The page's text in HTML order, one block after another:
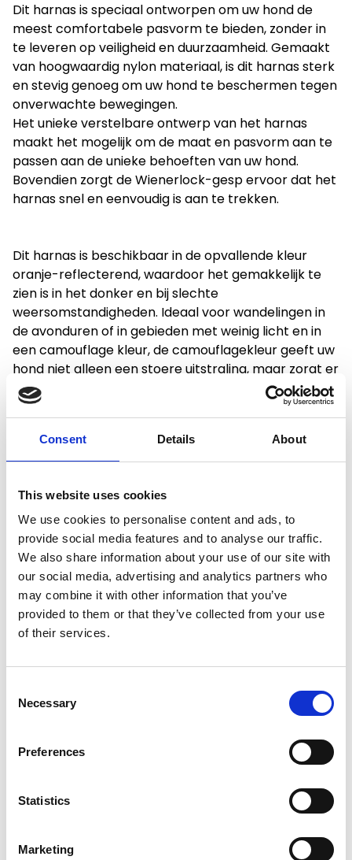
Consent Details About
This website uses cookies
We use cookies to personalise content and ads, to
provide social media features and to analyse our traffic.
We also share information about your use of our site with
our social media, advertising and analytics partners who
may combine it with other information that you’ve
provided to them or that they’ve collected from your use
of their services.
Selection
Necessary
Preferences
Statistics
Marketing
Dit harnas is speciaal ontworpen om uw hond de
meest comfortabele pasvorm te bieden, zonder in
te leveren op veiligheid en duurzaamheid. Gemaakt
van hoogwaardig nylon materiaal, is dit harnas sterk
en stevig genoeg om uw hond te beschermen tegen
onverwachte bewegingen.
Het unieke verstelbare ontwerp van het harnas
maakt het mogelijk om de maat en pasvorm aan te
passen aan de unieke behoeften van uw hond.
Bovendien zorgt de Wienerlock-gesp ervoor dat het
harnas snel en eenvoudig is aan te trekken.
Dit harnas is beschikbaar in de opvallende kleur
oranje-reflecterend, waardoor het gemakkelijk te
zien is in het donker en bij slechte
weersomstandigheden. Ideaal voor wandelingen in
de avonduren of in gebieden met weinig licht en in
een camouflage kleur, de camouflagekleur geeft uw
hond niet alleen een stoere uitstraling, maar zorgt er
ook voor dat uw hond opvalt in de natuurlijke
omgeving. Ideaal voor wandelingen in de natuur, op
Productspecificaties
Gewicht
0.35 kg
Voorraad
11
Artikelcode
EAN
9506415857266
De-Tail Harnas Nylon 20mm breed,